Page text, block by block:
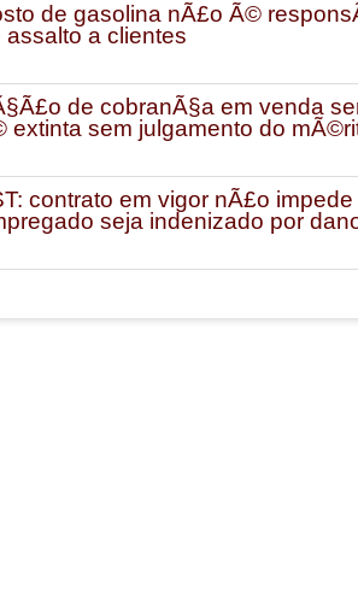
de gasolina nÃ£o Ã©
assalto a clientes
de cobranÃ§a em venda
extinta sem julgamento do
contrato em vigor nÃ£o
seja indenizado por